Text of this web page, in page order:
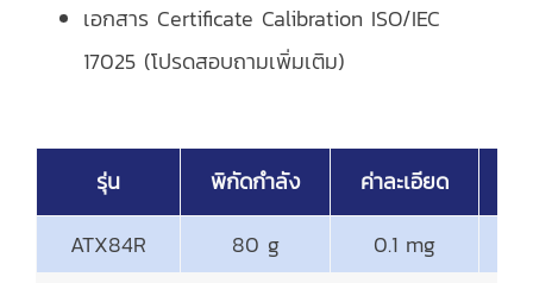
เอกสาร Certificate Calibration ISO/IEC
17025 (โปรดสอบถามเพิ่มเติม)
รุ่น พิกัดกำลัง ค่าละเอียด
ATX84R
80 g
0.1 mg